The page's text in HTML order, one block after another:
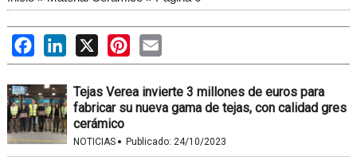
FacebookLinkedIn
X PinterestEmail
Tejas Verea invierte 3 millones de euros para
fabricar su nueva gama de tejas, con calidad gres
cerámico
NOTICIAS · Publicado: 24/10/2023